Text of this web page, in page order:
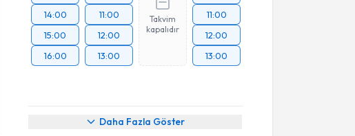
14:00
15:00
16:00
11:00
12:00
13:00
Takvim
kapalıdır
11:00
12:00
13:00
Daha Fazla Göster